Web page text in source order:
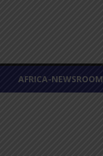
AFRICA-NEWSROOM